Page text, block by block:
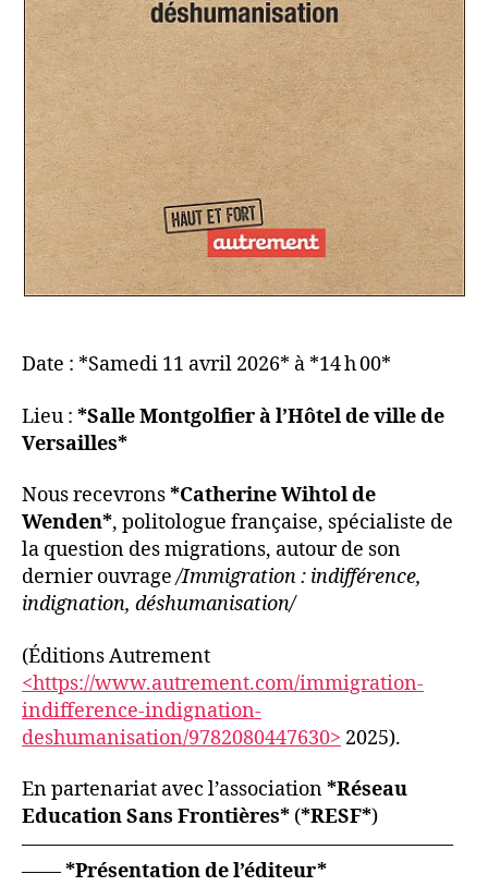
Date : *Samedi 11 avril 2026* à *14 h 00*
Lieu : *Salle Montgolfier à l’Hôtel de ville de
Versailles*
Nous recevrons*Catherine Wihtol de
Wenden*, politologue française, spécialiste de
la question des migrations, autour de son
dernier ouvrage/Immigration : indifférence,
indignation, déshumanisation/
(Éditions Autrement
<https://www.autrement.com/immigration-
indifference-indignation-
deshumanisation/9782080447630> 2025).
En partenariat avec l’association*Réseau
Education Sans Frontières* (*RESF*)
——————————————————————
——*Présentation de l’éditeur*